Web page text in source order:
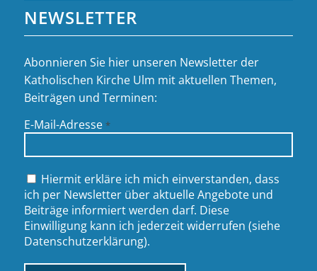
NEWSLETTER
Abonnieren Sie hier unseren Newsletter der
Katholischen Kirche Ulm mit aktuellen Themen,
Beiträgen und Terminen:
E-Mail-Adresse *
Hiermit erkläre ich mich einverstanden, dass
ich per Newsletter über aktuelle Angebote und
Beiträge informiert werden darf. Diese
Einwilligung kann ich jederzeit widerrufen (siehe
Datenschutzerklärung).